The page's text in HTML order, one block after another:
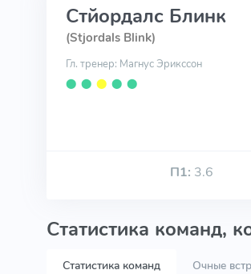
Стйордалс Блинк
(Stjordals Blink)
Гл. тренер: Магнус Эрикссон
⬤ ⬤ ⬤ ⬤ ⬤
П1: 3.6
Статистика команд,
Статистика команд Очные